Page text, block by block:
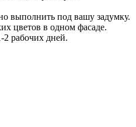
выполнить под вашу задумку.
цветов в одном фасаде.
2 рабочих дней.